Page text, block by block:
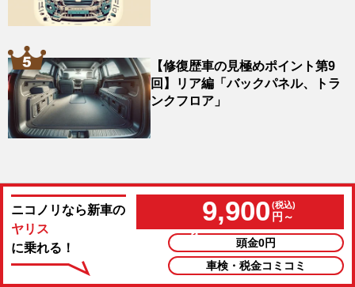
ニコノリなら新車の
ヤリス
に乗れる！
9,900 円～
頭金0円
車検・税金コミコミ
【修復歴車の見極めポイント第9
回】リア編「バックパネル、トラ
ンクフロア」
お得なカーリース情報をお届けします!